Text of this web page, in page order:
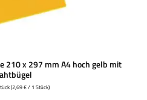
210 x 297 mm A4 hoch gelb mit
(2,69 € / 1 Stück)